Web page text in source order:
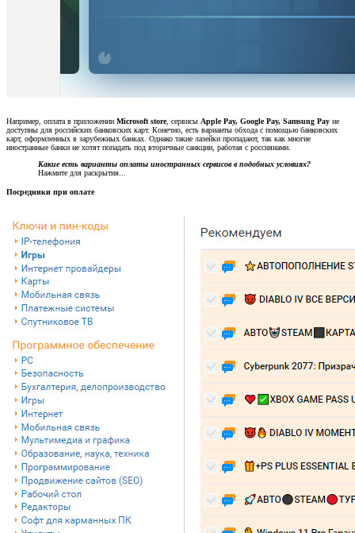
Например, оплата в приложении Microsoft store, сервисы Apple Pay, Google Pay, Samsung Pay не
доступны для российских банковских карт. Конечно, есть варианты обхода с помощью банковских
карт, оформленных в зарубежных банках. Однако такие лазейки пропадают, так как многие
иностранные банки не хотят попадать под вторичные санкции, работая с россиянами.
Какие есть варианты оплаты иностранных сервисов в подобных условиях?
Нажмите для раскрытия...
Посредники при оплате​